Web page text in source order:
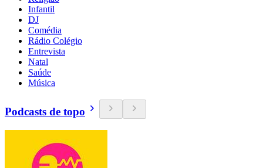
Infantil
DJ
Comédia
Rádio Colégio
Entrevista
Natal
Saúde
Música
Podcasts de topo